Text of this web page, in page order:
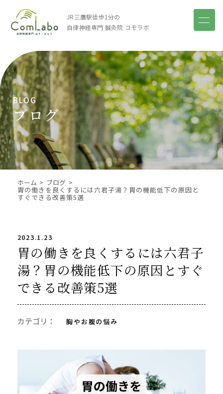
JR三鷹駅徒歩1分の
自律神経専門 鍼灸院 コモラボ
BLOG
ブログ
ホーム ブログ
胃の働きを良くするには六君子湯？胃の機能低下の原因と
すぐできる改善策5選
2023.1.23
胃の働きを良くするには六君子
湯？胃の機能低下の原因とすぐ
できる改善策5選
カテゴリ： 胸やお腹の悩み